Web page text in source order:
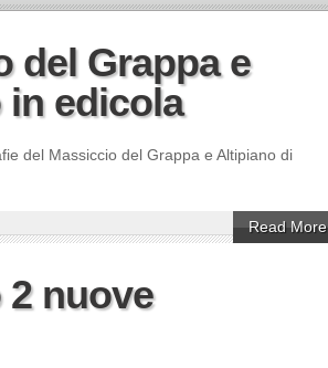
del Grappa e
edicola
del Massiccio del Grappa e Altipiano di
Read More
nuove